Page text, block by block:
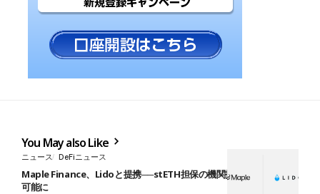
You May also Like
ニュース DeFiニュース
Maple Finance、Lidoと提携──stETH担保の機関投資家向け融資が
可能に